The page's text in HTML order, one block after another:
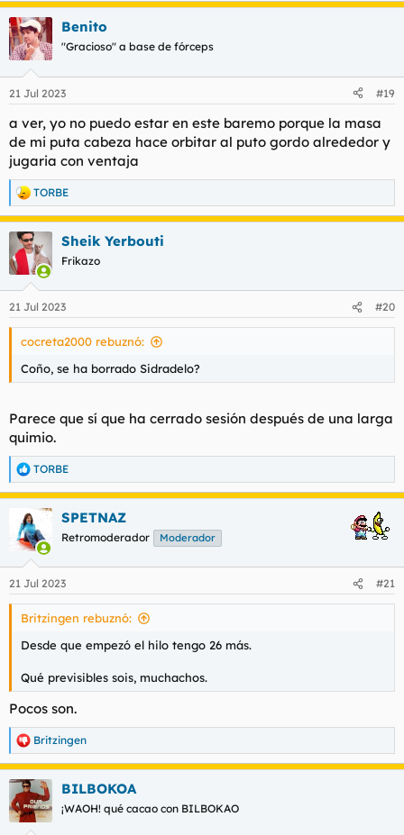
c
c
i
e
:
Benito
"Gracioso" a base de fórceps
21 Jul 2023 #19
a ver, yo no puedo estar en este baremo porque la masa
de mi puta cabeza hace orbitar al puto gordo alrededor y
jugaria con ventaja
R
e
a
c
c
i
e
s
TORBE
Sheik Yerbouti
Frikazo
21 Jul 2023 #20
cocreta2000 rebuznó:
Coño, se ha borrado Sidradelo?
Parece que sí que ha cerrado sesión después de una larga
quimio.
R
e
a
c
i
e
s
TORBE
SPETNAZ
Retromoderador Moderador
21 Jul 2023 #21
Britzingen rebuznó:
Desde que empezó el hilo tengo 26 más.
Qué previsibles sois, muchachos.
Pocos son.
R
e
a
c
c
i
Britzingen
BILBOKOA
¡WAOH! qué cacao con BILBOKAO